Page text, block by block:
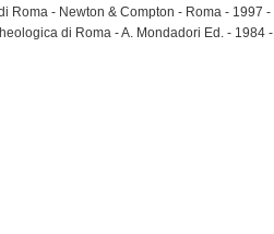
Roma - Newton & Compton - Roma - 1997 -
di Roma - A. Mondadori Ed. - 1984 -